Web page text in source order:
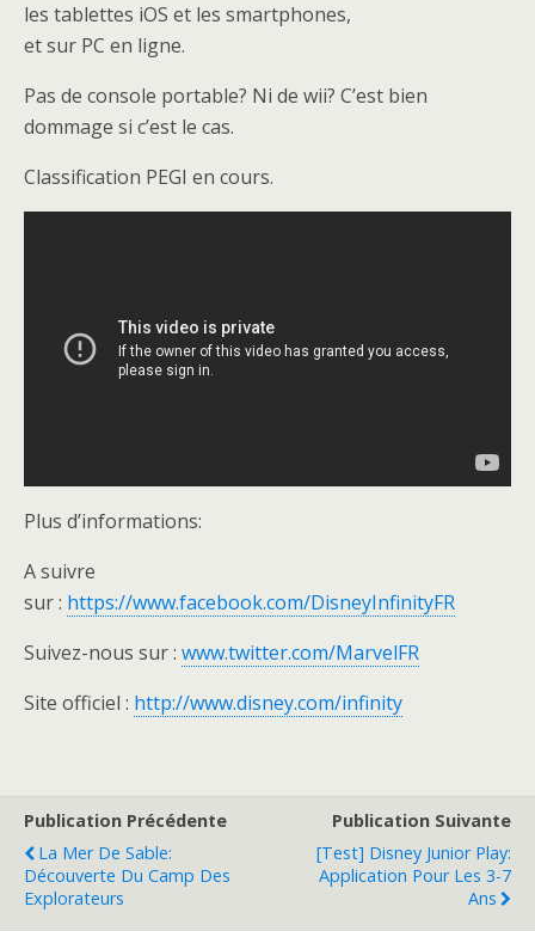
les tablettes iOS et les smartphones,
et sur PC en ligne.
Pas de console portable? Ni de wii? C’est bien
dommage si c’est le cas.
Classification PEGI en cours.
Plus d’informations:
A suivre
sur : https://www.facebook.com/DisneyInfinityFR
Suivez-nous sur : www.twitter.com/MarvelFR
Site officiel : http://www.disney.com/infinity
Publication Précédente
La Mer De Sable:
Découverte Du Camp Des
Explorateurs
Publication Suivante
[Test] Disney Junior Play:
Application Pour Les 3-7
Ans